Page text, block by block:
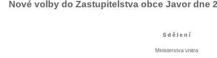
Nové volby do Zastupitelstva obce Javor dne
S d ě l e n í
Ministerstva vnitra